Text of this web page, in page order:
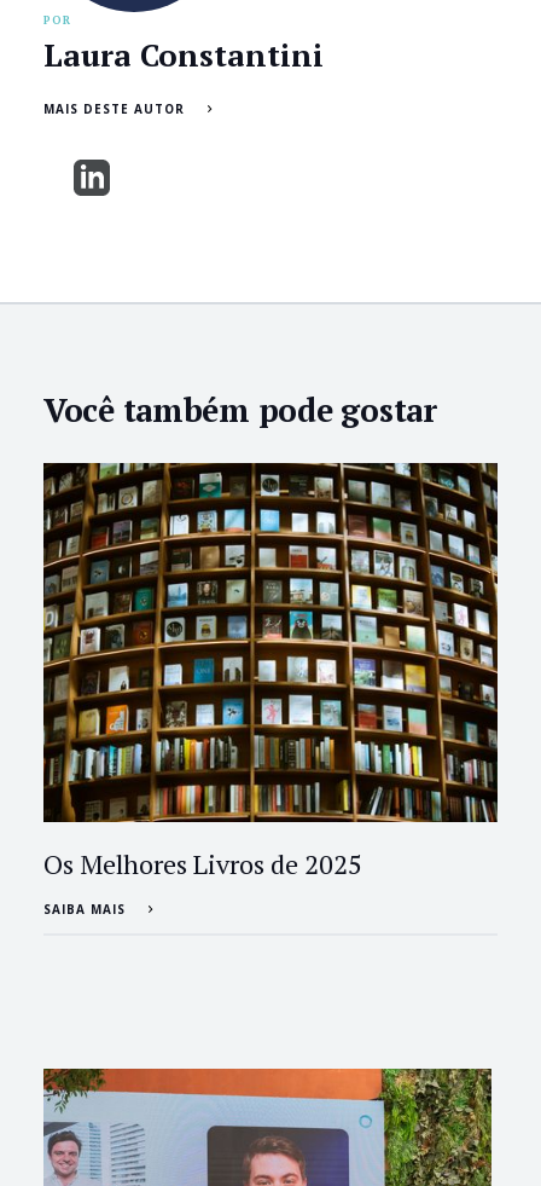
POR
Laura Constantini
MAIS DESTE AUTOR
Você também pode gostar
Os Melhores Livros de 2025
SAIBA MAIS